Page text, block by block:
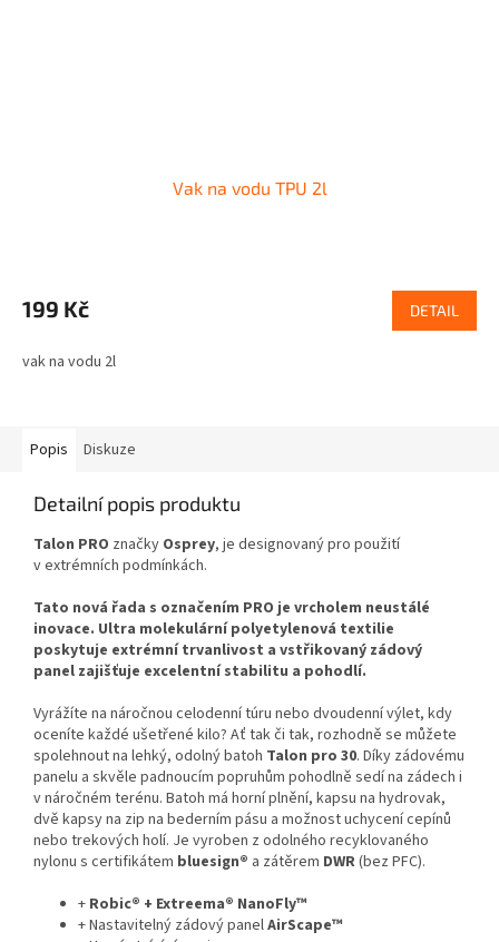
Vak na vodu TPU 2l
199 Kč DETAIL
vak na vodu 2l
Popis Diskuze
Detailní popis produktu
Talon PRO značky Osprey, je designovaný pro použití
v extrémních podmínkách.
Tato nová řada s označením PRO je vrcholem neustálé
inovace. Ultra molekulární polyetylenová textilie
poskytuje extrémní trvanlivost a vstřikovaný zádový
panel zajišťuje excelentní stabilitu a pohodlí.
Vyrážíte na náročnou celodenní túru nebo dvoudenní výlet, kdy
oceníte každé ušetřené kilo? Ať tak či tak, rozhodně se můžete
spolehnout na lehký, odolný batoh Talon pro 30. Díky zádovému
panelu a skvěle padnoucím popruhům pohodlně sedí na zádech i
v náročném terénu. Batoh má horní plnění, kapsu na hydrovak,
dvě kapsy na zip na bederním pásu a možnost uchycení cepínů
nebo trekových holí. Je vyroben z odolného recyklovaného
nylonu s certifikátem bluesign® a zátěrem DWR(bez PFC).
+ Robic® + Extreema® NanoFly™
+ Nastavitelný zádový panelAirScape™